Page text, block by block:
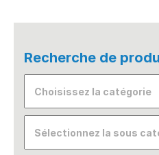
Recherche de